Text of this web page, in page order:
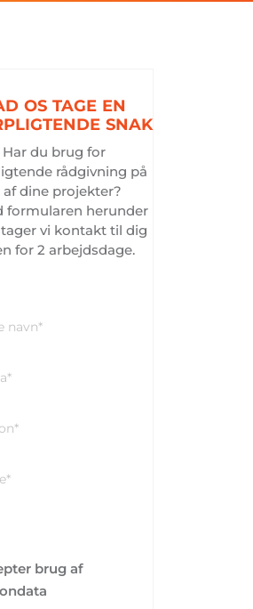
OS TAGE EN
SNAK
Har du brug for
rådgivning på
af dine projekter?
formularen herunder
vi kontakt til dig
for 2 arbejdsdage.
brug af